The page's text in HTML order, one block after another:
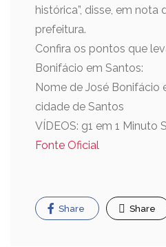
histórica”, disse, em nota
prefeitura.
Confira os pontos que
Bonifácio em Santos:
Nome de José Bonifácio
cidade de Santos
VÍDEOS: g1 em 1 Minuto
Fonte Oficial
Share Share